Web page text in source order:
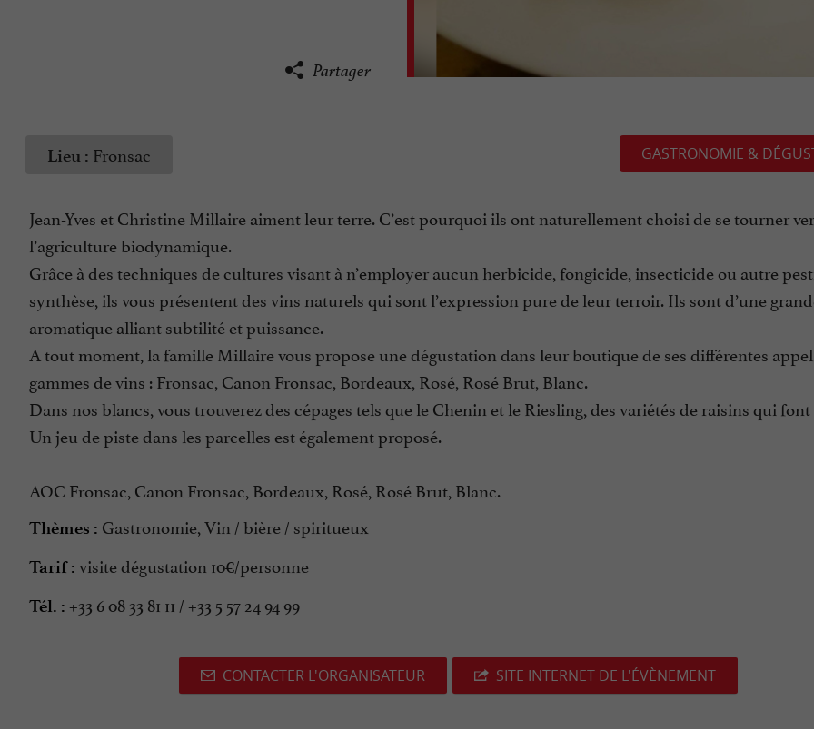
Partager
Lieu : Fronsac GASTRONOMIE &
Jean-Yves et Christine Millaire aiment leur terre. C’est pourquoi ils ont naturellement choisi de se tourner
l’agriculture biodynamique.
Grâce à des techniques de cultures visant à n’employer aucun herbicide, fongicide, insecticide ou autre
synthèse, ils vous présentent des vins naturels qui sont l’expression pure de leur terroir. Ils sont d’une
aromatique alliant subtilité et puissance.
A tout moment, la famille Millaire vous propose une dégustation dans leur boutique de ses différentes
gammes de vins : Fronsac, Canon Fronsac, Bordeaux, Rosé, Rosé Brut, Blanc.
Dans nos blancs, vous trouverez des cépages tels que le Chenin et le Riesling, des variétés de raisins qui font
Un jeu de piste dans les parcelles est également proposé.
AOC Fronsac, Canon Fronsac, Bordeaux, Rosé, Rosé Brut, Blanc.
Thèmes : Gastronomie, Vin / bière / spiritueux
Tarif : visite dégustation 10€/personne
Tél. : +33 6 08 33 81 11 / +33 5 57 24 94 99
CONTACTER L'ORGANISATEUR SITE INTERNET DE L'ÉVÈNEMENT